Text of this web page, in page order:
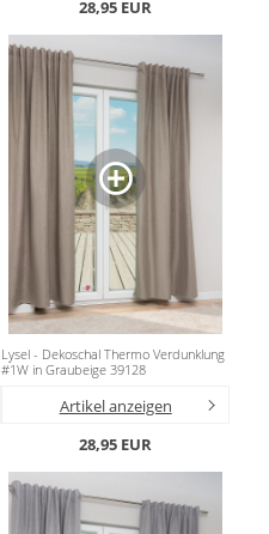
28,95 EUR
Lysel - Dekoschal Thermo Verdunklung
#1W in Graubeige 39128
Artikel anzeigen
28,95 EUR